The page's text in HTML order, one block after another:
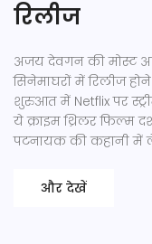
रिलीज
अजय देवगन की मोस्ट
सिनेमाघरों में रिलीज
शुरुआत में Netflix पर
ये क्राइम थ्रिलर फिल्म
पटनायक की कहानी में ले
और देखें